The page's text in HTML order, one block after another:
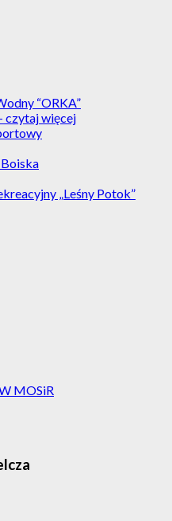
“ORKA”
czytaj więcej
Boiska
„Leśny Potok”
MOSiR